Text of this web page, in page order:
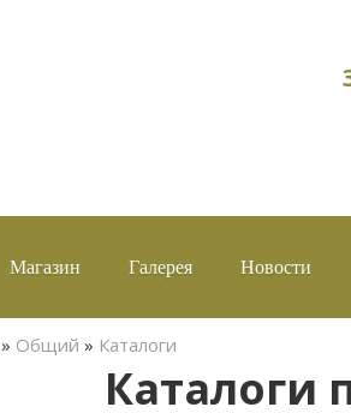
Магазин Галерея Новости
» Общий » Каталоги
Каталоги